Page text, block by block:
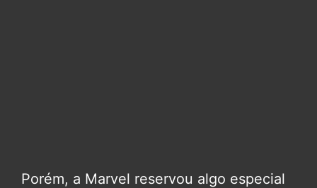
Porém, a Marvel reservou algo especial